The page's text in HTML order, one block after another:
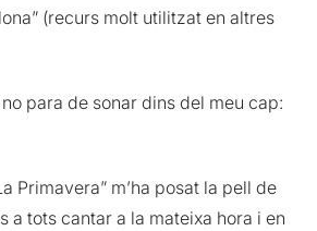
(recurs molt utilitzat en altres
para de sonar dins del meu cap:
Primavera” m’ha posat la pell de
a tots cantar a la mateixa hora i en